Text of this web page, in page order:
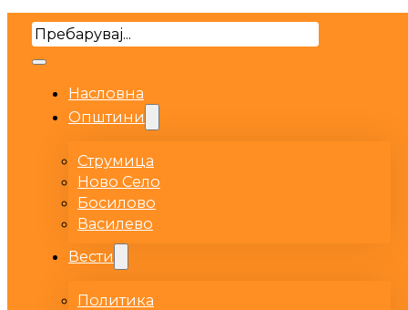
Search
Насловна
Општини
Струмица
Ново Село
Босилово
Василево
Вести
Политика